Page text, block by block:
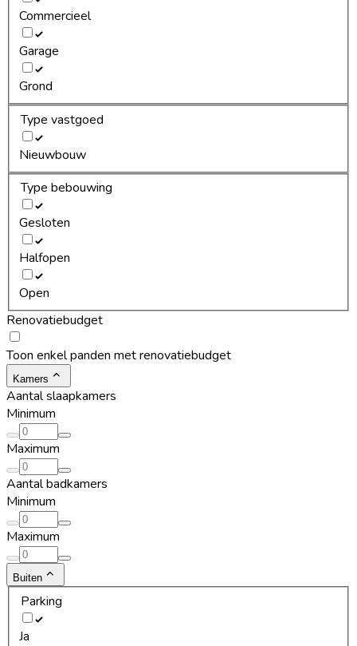
Commercieel
Garage
Grond
Type vastgoed
Nieuwbouw
Type bebouwing
Gesloten
Halfopen
Open
Renovatiebudget
Toon enkel panden met renovatiebudget
Kamers
Aantal slaapkamers
Minimum
Maximum
Aantal badkamers
Minimum
Maximum
Buiten
Parking
Ja